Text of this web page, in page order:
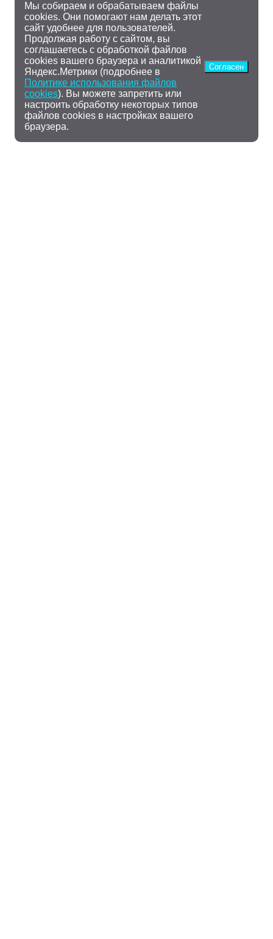
Мы собираем и обрабатываем файлы
cookies. Они помогают нам делать этот
сайт удобнее для пользователей.
Продолжая работу с сайтом, вы
соглашаетесь с обработкой файлов
cookies вашего браузера и аналитикой
Яндекс.Метрики (подробнее в
Политике использования файлов
cookies). Вы можете запретить или
настроить обработку некоторых типов
файлов cookies в настройках вашего
браузера.
Согласен